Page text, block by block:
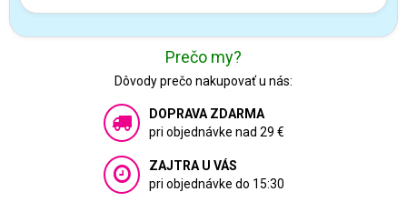
Prečo my?
Dôvody prečo nakupovať u nás:
DOPRAVA ZDARMA
pri objednávke nad 29 €
ZAJTRA U VÁS
pri objednávke do 15:30